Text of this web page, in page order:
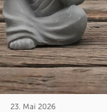
23. Mai 2026